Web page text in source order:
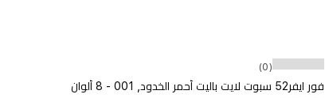
(0)
فور ايفر52 سبوت لايت باليت أحمر الخدود, 001 - 8 ألوان